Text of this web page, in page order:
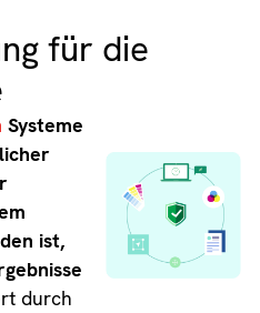
für die
Systeme
ist,
durch